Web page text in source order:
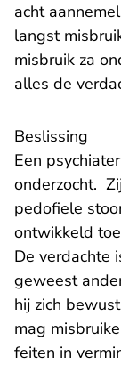
acht
langst
misbruik za
alles de
Beslissing
Een
onderzocht.
pedofiele
ontwikkeld
De verdachte
geweest
hij zich
mag
feiten in